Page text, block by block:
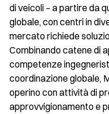
di veicoli – a partire da
globale, con centri in
mercato richiede
Combinando catene di
competenze
coordinazione globale,
operino con attività di
approvvigionamento e